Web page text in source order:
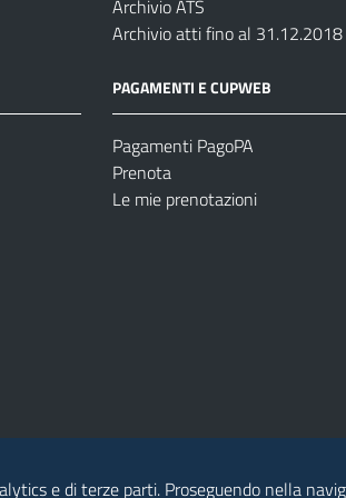
Archivio ATS
Archivio atti fino al 31.12.2018
PAGAMENTI E CUPWEB
Pagamenti PagoPA
Prenota
Le mie prenotazioni
e di terze parti. Proseguendo nella